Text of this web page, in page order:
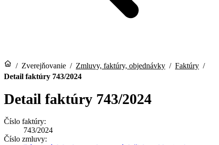
/ Zverejňovanie / Zmluvy, faktúry, objednávky / Faktúry /
Detail faktúry 743/2024
Detail faktúry 743/2024
Číslo faktúry:
743/2024
Číslo zmluvy: